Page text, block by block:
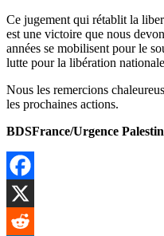
Ce jugement qui rétablit la
est une victoire que nous
années se mobilisent pour le
lutte pour la libération
Nous les remercions
les prochaines actions.
BDSFrance/Urgence